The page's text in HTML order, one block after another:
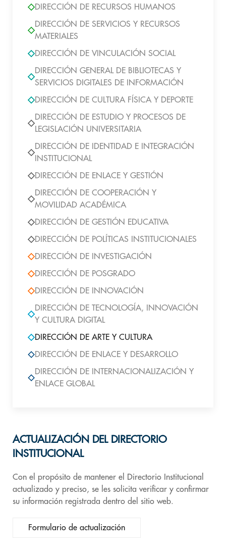
DIRECCIÓN DE RECURSOS HUMANOS
DIRECCIÓN DE SERVICIOS Y RECURSOS
MATERIALES
DIRECCIÓN DE VINCULACIÓN SOCIAL
DIRECCIÓN GENERAL DE BIBLIOTECAS Y
SERVICIOS DIGITALES DE INFORMACIÓN
DIRECCIÓN DE CULTURA FÍSICA Y DEPORTE
DIRECCIÓN DE ESTUDIO Y PROCESOS DE
LEGISLACIÓN UNIVERSITARIA
DIRECCIÓN DE IDENTIDAD E INTEGRACIÓN
INSTITUCIONAL
DIRECCIÓN DE ENLACE Y GESTIÓN
DIRECCIÓN DE COOPERACIÓN Y
MOVILIDAD ACADÉMICA
DIRECCIÓN DE GESTIÓN EDUCATIVA
DIRECCIÓN DE POLÍTICAS INSTITUCIONALES
DIRECCIÓN DE INVESTIGACIÓN
DIRECCIÓN DE POSGRADO
DIRECCIÓN DE INNOVACIÓN
DIRECCIÓN DE TECNOLOGÍA, INNOVACIÓN
Y CULTURA DIGITAL
DIRECCIÓN DE ARTE Y CULTURA
DIRECCIÓN DE ENLACE Y DESARROLLO
DIRECCIÓN DE INTERNACIONALIZACIÓN Y
ENLACE GLOBAL
ACTUALIZACIÓN DEL DIRECTORIO
INSTITUCIONAL
Con el propósito de mantener el Directorio Institucional
actualizado y preciso, se les solicita verificar y confirmar
su información registrada dentro del sitio web.
Formulario de actualización